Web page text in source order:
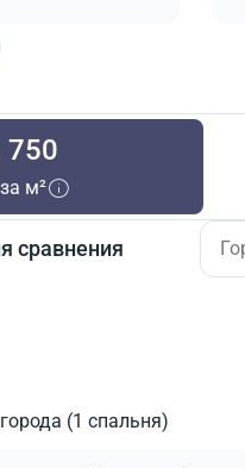
750
м²
сравнения
(1 спальня)